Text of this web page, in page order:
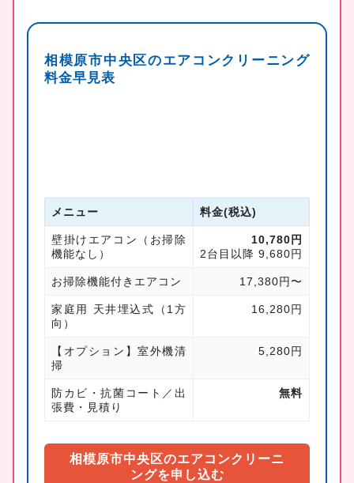
相模原市中央区のエアコンクリーニング
料金早見表
メニュー 料金(税込)
壁掛けエアコン（お掃除
機能なし）
10,780円
2台目以降 9,680円
お掃除機能付きエアコン 17,380円〜
家庭用 天井埋込式（1方
向）
16,280円
【オプション】室外機清
掃
5,280円
防カビ・抗菌コート／出
張費・見積り
無料
相模原市中央区のエアコンクリーニ
ングを申し込む